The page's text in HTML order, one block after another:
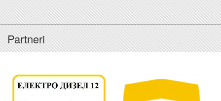
Partneri